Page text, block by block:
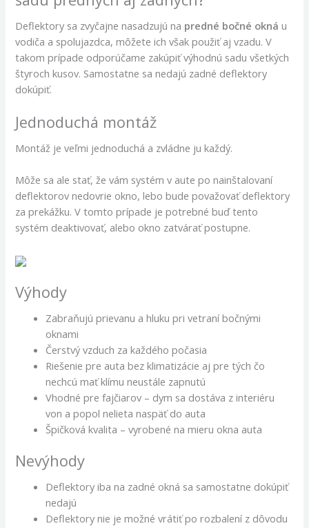
Deflektory sa zvyčajne nasadzujú na predné bočné oknáu
vodiča a spolujazdca, môžete ich však použiť aj vzadu. V
takom prípade odporúčame zakúpiť výhodnú sadu všetkých
štyroch kusov. Samostatne sa nedajú zadné deflektory
dokúpiť.
Jednoduchá montáž
Montáž je veľmi jednoduchá a zvládne ju každý.
Môže sa ale stať, že vám systém v aute po nainštalovaní
deflektorov nedovrie okno, lebo bude považovať deflektory
za prekážku. V tomto prípade je potrebné buď tento
systém deaktivovať, alebo okno zatvárať postupne.
Výhody
Zabraňujú prievanu a hluku pri vetraní bočnými
oknami
Čerstvý vzduch za každého počasia
Riešenie pre auta bez klimatizácie aj pre tých čo
nechcú mať klímu neustále zapnutú
Vhodné pre fajčiarov – dym sa dostáva z interiéru
von a popol nelieta naspäť do auta
Špičková kvalita – vyrobené na mieru okna auta
Nevýhody
Deflektory iba na zadné okná sa samostatne dokúpiť
nedajú
Deflektory nie je možné vrátiť po rozbalení z dôvodu